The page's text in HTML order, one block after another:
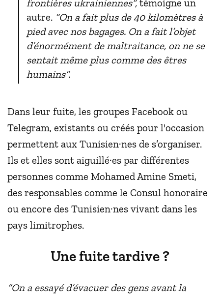
frontières ukrainiennes”, témoigne un
autre. “On a fait plus de 40 kilomètres à
pied avec nos bagages. On a fait l’objet
d’énormément de maltraitance, on ne se
sentait même plus comme des êtres
humains”.
Dans leur fuite, les groupes Facebook ou
Telegram, existants ou créés pour l'occasion
permettent aux Tunisien·nes de s’organiser.
Ils et elles sont aiguillé·es par différentes
personnes comme Mohamed Amine Smeti,
des responsables comme le Consul honoraire
ou encore des Tunisien·nes vivant dans les
pays limitrophes.
Une fuite tardive ?
“On a essayé d’évacuer des gens avant la